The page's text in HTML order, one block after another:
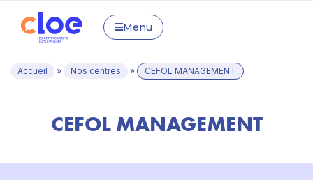
Menu
Accueil » Nos centres » CEFOL MANAGEMENT
CEFOL MANAGEMENT